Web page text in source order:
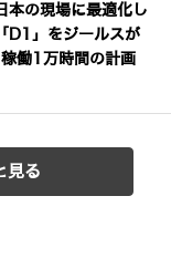
本の現場に最適化し
D1」をジールスが
働1万時間の計画
見る